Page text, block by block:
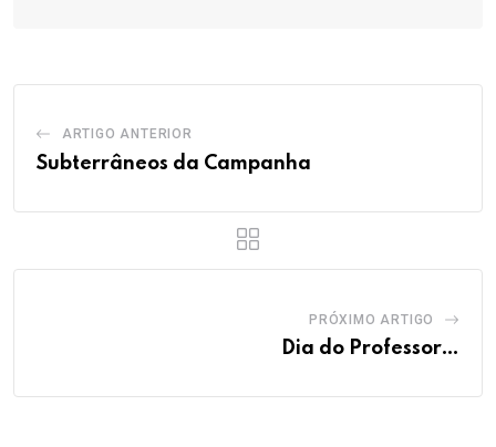
ARTIGO ANTERIOR
Subterrâneos da Campanha
PRÓXIMO ARTIGO
Dia do Professor…